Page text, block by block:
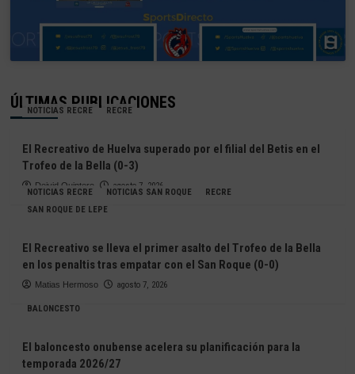
ÚLTIMAS PUBLICACIONES
NOTICIAS RECRE RECRE
El Recreativo de Huelva superado por el filial del Betis en el
Trofeo de la Bella (0-3)
Deivid Quintero agosto 7, 2026
NOTICIAS RECRE NOTICIAS SAN ROQUE
RECRE
SAN ROQUE DE LEPE
El Recreativo se lleva el primer asalto del Trofeo de la Bella
en los penaltis tras empatar con el San Roque (0-0)
Matias Hermoso agosto 7, 2026
BALONCESTO
El baloncesto onubense acelera su planificación para la
temporada 2026/27